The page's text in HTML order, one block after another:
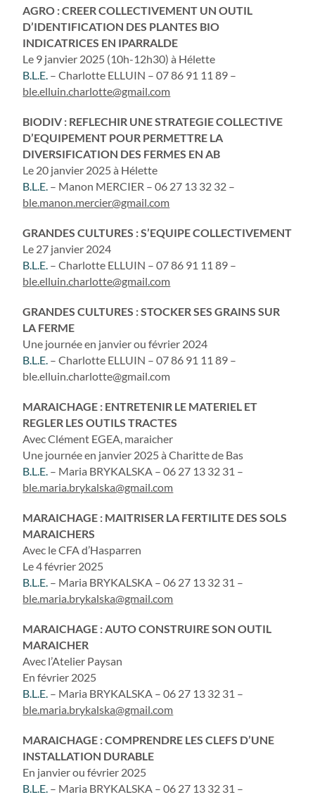
AGRO : CREER COLLECTIVEMENT UN OUTIL
D’IDENTIFICATION DES PLANTES BIO
INDICATRICES EN IPARRALDE
Le 9 janvier 2025 (10h-12h30) à Hélette
B.L.E. – Charlotte ELLUIN – 07 86 91 11 89 –
ble.elluin.charlotte@gmail.com
BIODIV : REFLECHIR UNE STRATEGIE COLLECTIVE
D’EQUIPEMENT POUR PERMETTRE LA
DIVERSIFICATION DES FERMES EN AB
Le 20 janvier 2025 à Hélette
B.L.E. – Manon MERCIER – 06 27 13 32 32 –
ble.manon.mercier@gmail.com
GRANDES CULTURES : S’EQUIPE COLLECTIVEMENT
Le 27 janvier 2024
B.L.E. – Charlotte ELLUIN – 07 86 91 11 89 –
ble.elluin.charlotte@gmail.com
GRANDES CULTURES : STOCKER SES GRAINS SUR
LA FERME
Une journée en janvier ou février 2024
B.L.E. – Charlotte ELLUIN – 07 86 91 11 89 –
ble.elluin.charlotte@gmail.com
MARAICHAGE : ENTRETENIR LE MATERIEL ET
REGLER LES OUTILS TRACTES
Avec Clément EGEA, maraicher
Une journée en janvier 2025 à Charitte de Bas
B.L.E. – Maria BRYKALSKA – 06 27 13 32 31 –
ble.maria.brykalska@gmail.com
MARAICHAGE : MAITRISER LA FERTILITE DES SOLS
MARAICHERS
Avec le CFA d’Hasparren
Le 4 février 2025
B.L.E. – Maria BRYKALSKA – 06 27 13 32 31 –
ble.maria.brykalska@gmail.com
MARAICHAGE : AUTO CONSTRUIRE SON OUTIL
MARAICHER
Avec l’Atelier Paysan
En février 2025
B.L.E. – Maria BRYKALSKA – 06 27 13 32 31 –
ble.maria.brykalska@gmail.com
MARAICHAGE : COMPRENDRE LES CLEFS D’UNE
INSTALLATION DURABLE
En janvier ou février 2025
B.L.E. – Maria BRYKALSKA – 06 27 13 32 31 –